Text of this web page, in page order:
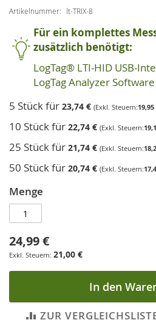
Artikelnummer lt-TRIX-8
Für ein komplettes
zusätzlich benötigt:
LogTag® LTI-HID USB-
LogTag Analyzer Software
5 Stück für 23,74 € 19,95
10 Stück für 22,74 €
25 Stück für 21,74 €
50 Stück für 20,74 €
Menge
24,99 €
21,00 €
In den
ZUR